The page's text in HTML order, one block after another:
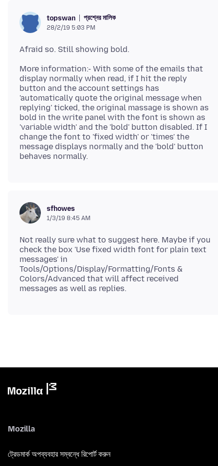
topswan প্রশ্নের মালিক
28/2/19 5:03 PM
More information:- With some of the emails that
display normally when read, if I hit the reply
button and the account settings has
'automatically quote the original message when
replying' ticked, the original massage is shown as
bold in the write panel with the font is shown as
'variable width' and the 'bold' button disabled. If I
change the font to 'fixed width' or 'times' the
message displays normally and the 'bold' button
sfhowes
1/3/19 8:45 AM
Not really sure what to suggest here. Maybe if you
check the box 'Use fixed width font for plain text
messages' in
Tools/Options/Display/Formatting/Fonts &
Colors/Advanced that will affect received
Mozilla
ট্রেডমার্ক অপব্যবহার সম্বন্ধে রিপোর্ট করুন